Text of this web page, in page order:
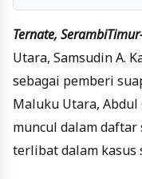
Ternate,
Utara, Samsudin A.
sebagai pemberi
Maluku Utara, Abdul
muncul dalam
terlibat dalam kasus